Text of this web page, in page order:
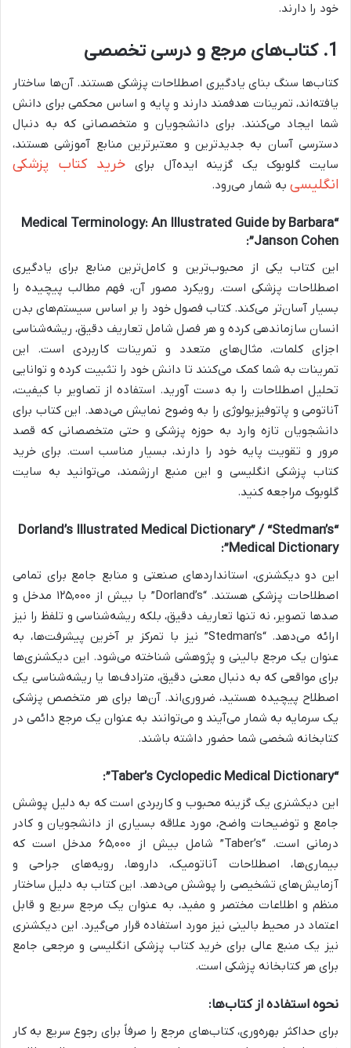
خود را دارند.
1. کتاب‌های مرجع و درسی تخصصی
کتاب‌ها سنگ بنای یادگیری اصطلاحات پزشکی هستند. آن‌ها ساختار
یافته‌اند، تمرینات هدفمند دارند و پایه و اساس محکمی برای دانش
شما ایجاد می‌کنند. برای دانشجویان و متخصصانی که به دنبال
دسترسی آسان به جدیدترین و معتبرترین منابع آموزشی هستند،
سایت گلوبوک یک گزینه ایده‌آل برای خرید کتاب پزشکی
انگلیسی به شمار می‌رود.
“Medical Terminology: An Illustrated Guide by Barbara
Janson Cohen”:
این کتاب یکی از محبوب‌ترین و کامل‌ترین منابع برای یادگیری
اصطلاحات پزشکی است. رویکرد مصور آن، فهم مطالب پیچیده را
بسیار آسان‌تر می‌کند. کتاب فصول خود را بر اساس سیستم‌های بدن
انسان سازماندهی کرده و هر فصل شامل تعاریف دقیق، ریشه‌شناسی
اجزای کلمات، مثال‌های متعدد و تمرینات کاربردی است. این
تمرینات به شما کمک می‌کنند تا دانش خود را تثبیت کرده و توانایی
تحلیل اصطلاحات را به دست آورید. استفاده از تصاویر با کیفیت،
آناتومی و پاتوفیزیولوژی را به وضوح نمایش می‌دهد. این کتاب برای
دانشجویان تازه وارد به حوزه پزشکی و حتی متخصصانی که قصد
مرور و تقویت پایه خود را دارند، بسیار مناسب است. برای خرید
کتاب پزشکی انگلیسی و این منبع ارزشمند، می‌توانید به سایت
گلوبوک مراجعه کنید.
“Dorland’s Illustrated Medical Dictionary” / “Stedman’s
Medical Dictionary”:
این دو دیکشنری، استانداردهای صنعتی و منابع جامع برای تمامی
اصطلاحات پزشکی هستند. “Dorland’s” با بیش از ۱۲۵,۰۰۰ مدخل و
صدها تصویر، نه تنها تعاریف دقیق، بلکه ریشه‌شناسی و تلفظ را نیز
ارائه می‌دهد. “Stedman’s” نیز با تمرکز بر آخرین پیشرفت‌ها، به
عنوان یک مرجع بالینی و پژوهشی شناخته می‌شود. این دیکشنری‌ها
برای مواقعی که به دنبال معنی دقیق، مترادف‌ها یا ریشه‌شناسی یک
اصطلاح پیچیده هستید، ضروری‌اند. آن‌ها برای هر متخصص پزشکی
یک سرمایه به شمار می‌آیند و می‌توانند به عنوان یک مرجع دائمی در
کتابخانه شخصی شما حضور داشته باشند.
“Taber’s Cyclopedic Medical Dictionary”:
این دیکشنری یک گزینه محبوب و کاربردی است که به دلیل پوشش
جامع و توضیحات واضح، مورد علاقه بسیاری از دانشجویان و کادر
درمانی است. “Taber’s” شامل بیش از ۶۵,۰۰۰ مدخل است که
بیماری‌ها، اصطلاحات آناتومیک، داروها، رویه‌های جراحی و
آزمایش‌های تشخیصی را پوشش می‌دهد. این کتاب به دلیل ساختار
منظم و اطلاعات مختصر و مفید، به عنوان یک مرجع سریع و قابل
اعتماد در محیط بالینی نیز مورد استفاده قرار می‌گیرد. این دیکشنری
نیز یک منبع عالی برای خرید کتاب پزشکی انگلیسی و مرجعی جامع
برای هر کتابخانه پزشکی است.
نحوه استفاده از کتاب‌ها:
برای حداکثر بهره‌وری، کتاب‌های مرجع را صرفاً برای رجوع سریع به کار